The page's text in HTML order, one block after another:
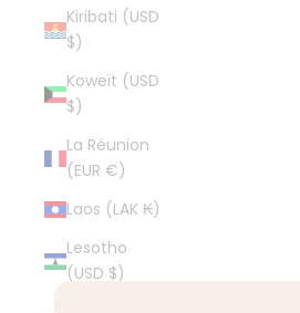
Kiribati (USD
$)
Koweït (USD
$)
La Réunion
(EUR €)
Laos (LAK ₭)
Lesotho
(USD $)